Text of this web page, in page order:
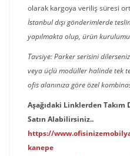
olarak kargoya veriliş süresi
İstanbul dışı gönderimlerde
yapılmakta olup, ürün kurulumu
Tavsiye: Parker serisini
veya üçlü modüller halinde tek
ofis alanınıza göre özel
Aşağıdaki Linklerden Takım
Satın Alabilirsiniz..
https://
kanepe